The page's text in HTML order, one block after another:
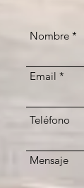
Nombre
Email
Teléfono
Mensaje